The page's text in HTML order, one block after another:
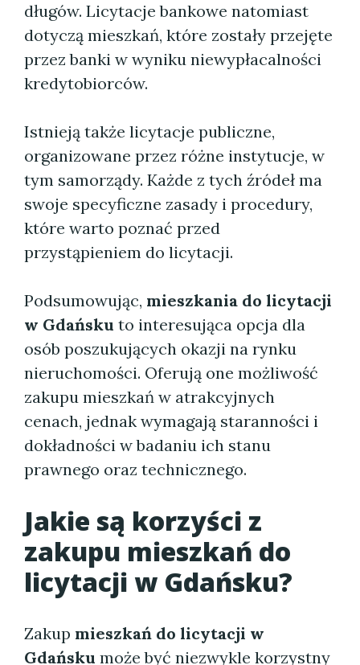
długów. Licytacje bankowe natomiast
dotyczą mieszkań, które zostały przejęte
przez banki w wyniku niewypłacalności
kredytobiorców.
Istnieją także licytacje publiczne,
organizowane przez różne instytucje, w
tym samorządy. Każde z tych źródeł ma
swoje specyficzne zasady i procedury,
które warto poznać przed
przystąpieniem do licytacji.
Podsumowując, mieszkania do licytacji
w Gdańsku to interesująca opcja dla
osób poszukujących okazji na rynku
nieruchomości. Oferują one możliwość
zakupu mieszkań w atrakcyjnych
cenach, jednak wymagają staranności i
dokładności w badaniu ich stanu
prawnego oraz technicznego.
Jakie są korzyści z
zakupu mieszkań do
licytacji w Gdańsku?
Zakup mieszkań do licytacji w
Gdańsku może być niezwykle korzystny